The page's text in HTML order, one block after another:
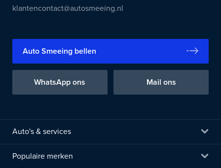
klantencontact@autosmeeing.nl
Auto Smeeing bellen
WhatsApp ons Mail ons
Auto's & services
Populaire merken